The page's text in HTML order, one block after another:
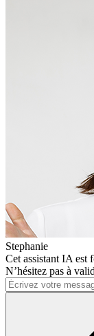
Stephanie
Cet assistant IA est
N’hésitez pas à